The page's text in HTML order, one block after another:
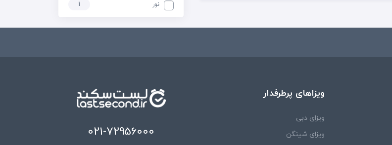
نور 1
ویزاهای پرطرفدار
ویزای دبی
ویزای شینگن
021-72956000